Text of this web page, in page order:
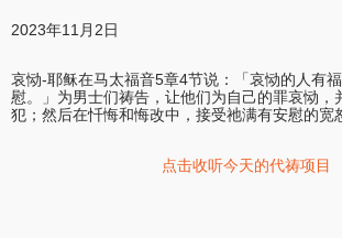
2023年11月2日
哀恸-耶稣在马太福音5章4节说：「哀恸的人有
慰。」为男士们祷告，让他们为自己的罪哀恸，
犯；然后在忏悔和悔改中，接受祂满有安慰的宽
点击收听今天的代祷项目